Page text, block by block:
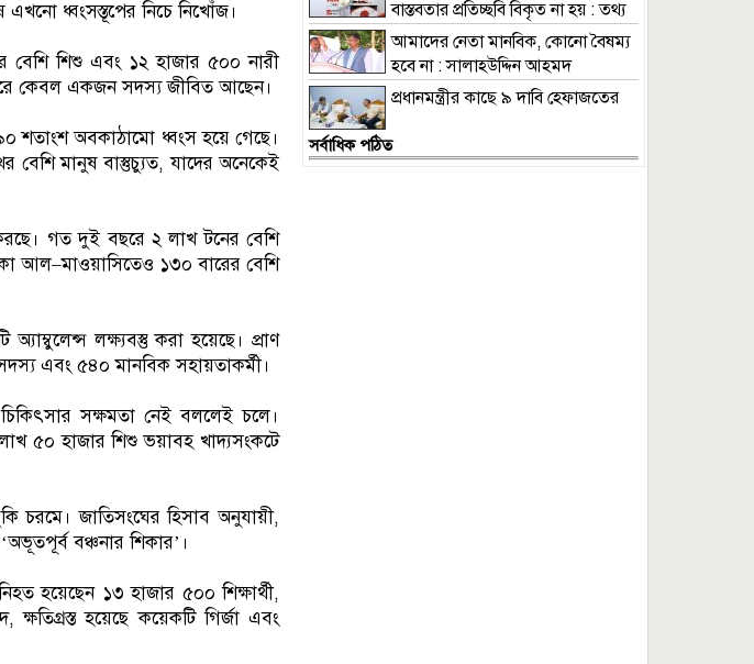
ধ্বংসস্তূপের নিচে নিখোঁজ।
বেশি শিশু এবং ১২ হাজার ৫০০ নারী
কেবল একজন সদস্য জীবিত আছেন।
শতাংশ অবকাঠামো ধ্বংস হয়ে গেছে।
বেশি মানুষ বাস্তুচ্যুত, যাদের অনেকেই
গত দুই বছরে ২ লাখ টনের বেশি
আল–মাওয়াসিতেও ১৩০ বারের বেশি
লক্ষ্যবস্তু করা হয়েছে। প্রাণ
এবং ৫৪০ মানবিক সহায়তাকর্মী।
সক্ষমতা নেই বললেই চলে।
৫০ হাজার শিশু ভয়াবহ খাদ্যসংকটে
চরমে। জাতিসংঘের হিসাব অনুযায়ী,
বঞ্চনার শিকার’।
হয়েছেন ১৩ হাজার ৫০০ শিক্ষার্থী,
হয়েছে কয়েকটি গির্জা এবং
বাস্তবতার প্রতিচ্ছবি বিকৃত না হয় : তথ্য
ও সম্প্রচার মন্ত্রীআমাদের নেতা মানবিক, কোনো বৈষম্য
হবে না : সালাহউদ্দিন আহমদ
প্রধানমন্ত্রীর কাছে ৯ দাবি হেফাজতের
সর্বাধিক পঠিত